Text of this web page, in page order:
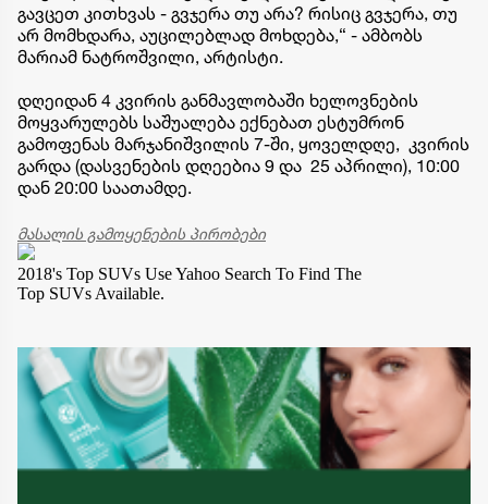
გავცეთ კითხვას - გვჯერა თუ არა? რისიც გვჯერა, თუ
არ მომხდარა, აუცილებლად მოხდება,“ - ამბობს
მარიამ ნატროშვილი, არტისტი.
დღეიდან 4 კვირის განმავლობაში ხელოვნების
მოყვარულებს საშუალება ექნებათ ესტუმრონ
გამოფენას მარჯანიშვილის 7-ში, ყოველდღე, კვირის
გარდა (დასვენების დღეებია 9 და 25 აპრილი), 10:00
დან 20:00 საათამდე.
მასალის გამოყენების პირობები
2018's Top SUVs Use Yahoo Search To Find The
Top SUVs Available.